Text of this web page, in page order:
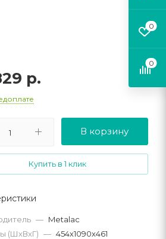
р.
В корзину
Купить в 1 клик
— Metalac
(ШхВхГ) — 454х1090х461
0
0